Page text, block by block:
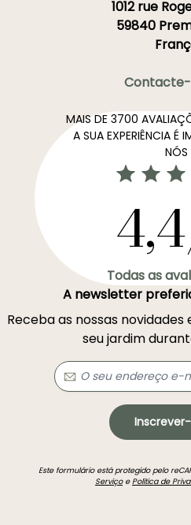
1012 rue
59840
MAIS DE 3700
A SUA EXPERIÊNCIA É
NÓS
Todas as
A newsletter
Receba as nossas
seu jardim
Este formulário está protegido pelo
ServiçoePolítica de